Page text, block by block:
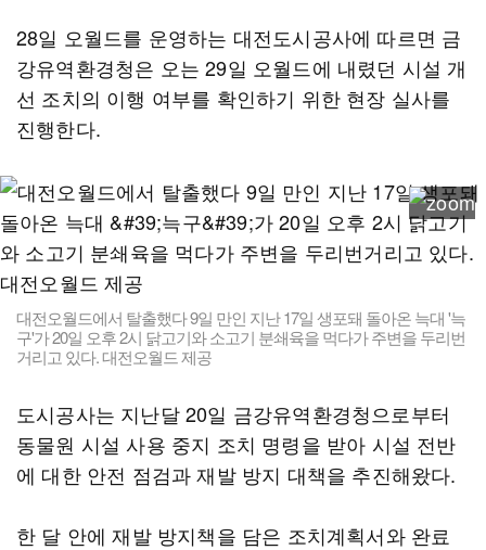
28일 오월드를 운영하는 대전도시공사에 따르면 금
강유역환경청은 오는 29일 오월드에 내렸던 시설 개
선 조치의 이행 여부를 확인하기 위한 현장 실사를
진행한다.
대전오월드에서 탈출했다 9일 만인 지난 17일 생포돼 돌아온 늑대 '늑
구'가 20일 오후 2시 닭고기와 소고기 분쇄육을 먹다가 주변을 두리번
거리고 있다. 대전오월드 제공
도시공사는 지난달 20일 금강유역환경청으로부터
동물원 시설 사용 중지 조치 명령을 받아 시설 전반
에 대한 안전 점검과 재발 방지 대책을 추진해왔다.
한 달 안에 재발 방지책을 담은 조치계획서와 완료